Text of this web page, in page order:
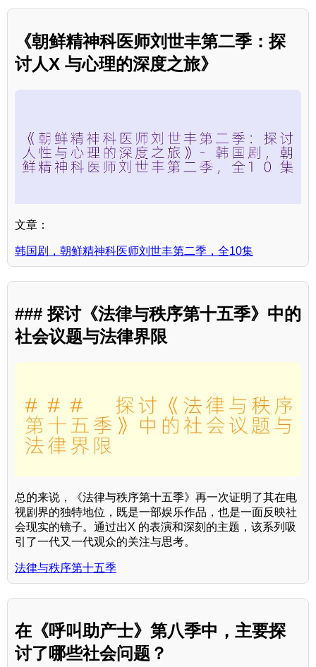
《朝鲜精神科医师刘世丰第二季：探
讨人X 与心理的深度之旅》
文章：
韩国剧，朝鲜精神科医师刘世丰第二季，全10集
### 探讨《法律与秩序第十五季》中的
社会议题与法律界限
总的来说，《法律与秩序第十五季》再一次证明了其在电
视剧界的独特地位，既是一部娱乐作品，也是一面反映社
会现实的镜子。通过出X 的表演和深刻的主题，该系列吸
引了一代又一代观众的关注与思考。
法律与秩序第十五季
在《呼叫助产士》第八季中，主要探
讨了哪些社会问题？